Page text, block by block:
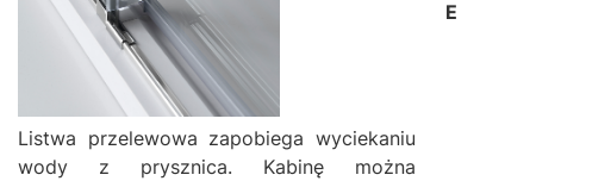
Listwa przelewowa zapobiega wyciekaniu
wody z prysznica. Kabinę można
E